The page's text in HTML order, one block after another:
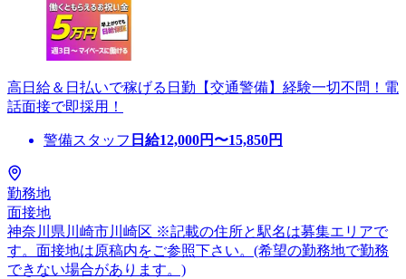
高日給＆日払いで稼げる日勤【交通警備】経験一切不問！電
話面接で即採用！
警備スタッフ 日給12,000円〜15,850円
勤務地
面接地
神奈川県川崎市川崎区 ※記載の住所と駅名は募集エリアで
す。面接地は原稿内をご参照下さい。(希望の勤務地で勤務
できない場合があります。)